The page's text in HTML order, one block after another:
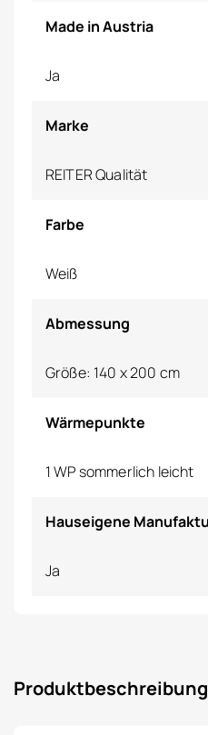
Made in Austria
Ja
Marke
REITER Qualität
Farbe
Weiß
Abmessung
Größe: 140 x 200 cm
Wärmepunkte
1 WP sommerlich leicht
Hauseigene
Ja
Produktbeschreibung